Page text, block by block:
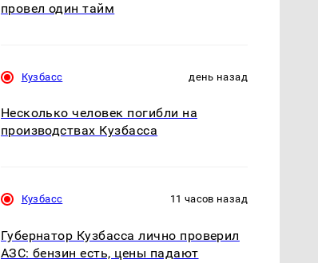
провел один тайм
Кузбасс день назад
Несколько человек погибли на
производствах Кузбасса
Кузбасс 11 часов назад
Губернатор Кузбасса лично проверил
АЗС: бензин есть, цены падают